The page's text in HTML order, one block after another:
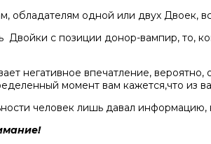
обладателям одной или двух Двоек,
Двойки с позиции донор-вампир, то,
негативное впечатление,
момент вам кажется,что из
человек лишь давал